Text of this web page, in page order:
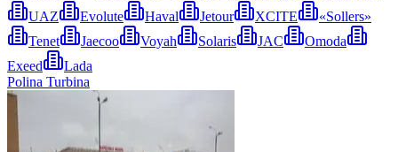
UAZ
Evolute Haval Jetour XCITE
«Sollers»
Tenet
Jaecoo Voyah Solaris JAC
Omoda
Exeed
Lada
Polina Turbina